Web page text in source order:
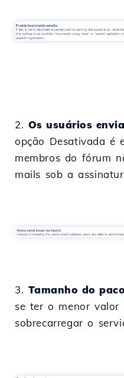
2. Os usuários
opção Desativada é
membros do fórum
mails sob a
3. Tamanho do
se ter o menor valor
sobrecarregar o